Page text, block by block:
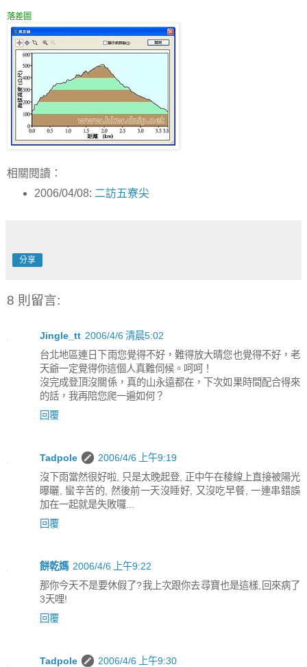
落差圖
相關閱讀：
2006/04/08: 二訪五寮尖
分享
8 則留言:
Jingle_tt 2006/4/6 清晨5:02
台北地區連日下雨您覺得不好，難得放大晴您也覺得不好，老
天爺一定覺得你這個人真難伺候。呵呵！
沒完成登頂沒關係，真的山永遠都在，下次如果時間配合得來
的話，我再陪您爬一遍如何？
回覆
Tadpole
2006/4/6 上午9:19
沒下雨當然很好啦, 只是太晚起登, 正中午在稜線上直接被陽光
曝曬, 蠻辛苦的, 然後前一天沒睡好, 又沒吃早餐, 一連串錯誤
加在一起就是失敗囉...
回覆
餅乾媽 2006/4/6 上午9:22
那你今天不是要休假了?我上次跟你去尋寶也是這樣,回來病了
3天哩!
回覆
Tadpole
2006/4/6 上午9:30